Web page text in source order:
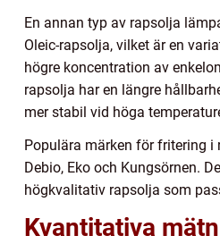
En annan typ av rapsolja
Oleic-rapsolja, vilket är en
högre koncentration av
rapsolja har en längre
mer stabil vid höga
Populära märken för fritering i
Debio, Eko och Kungsörnen.
högkvalitativ rapsolja som
Kvantitativa